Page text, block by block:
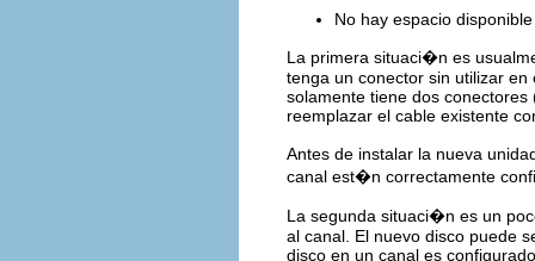
No hay espacio disponible
La primera situaci�n es
tenga un conector sin utilizar
solamente tiene dos
reemplazar el cable existente
Antes de instalar la nueva
canal est�n correctamente
La segunda situaci�n es un
al canal. El nuevo disco puede
disco en un canal es